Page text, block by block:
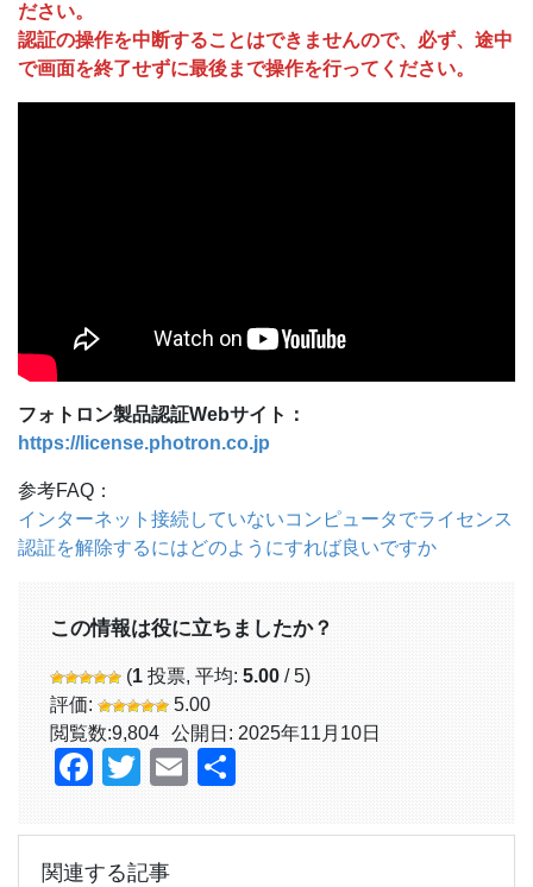
ださい。
認証の操作を中断することはできませんので、必ず、途中
で画面を終了せずに最後まで操作を行ってください。
フォトロン製品認証Webサイト：
https://license.photron.co.jp
参考FAQ：
インターネット接続していないコンピュータでライセンス
認証を解除するにはどのようにすれば良いですか
この情報は役に立ちましたか？
(1 投票, 平均: 5.00 / 5)
評価:
5.00
閲覧数:9,804 公開日: 2025年11月10日
Facebook
TwitterEmail
関連する記事